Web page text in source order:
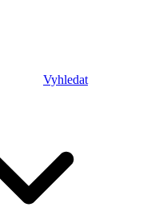
Vyhledat